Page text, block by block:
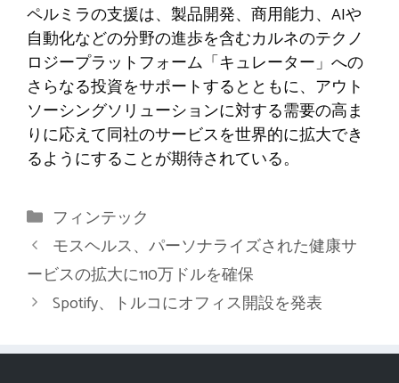
ペルミラの支援は、製品開発、商用能力、AIや
自動化などの分野の進歩を含むカルネのテクノ
ロジープラットフォーム「キュレーター」への
さらなる投資をサポートするとともに、アウト
ソーシングソリューションに対する需要の高ま
りに応えて同社のサービスを世界的に拡大でき
るようにすることが期待されている。
カ
テ
ゴ
リ
ー
フィンテック
モスヘルス、パーソナライズされた健康サ
ービスの拡大に110万ドルを確保
Spotify、トルコにオフィス開設を発表